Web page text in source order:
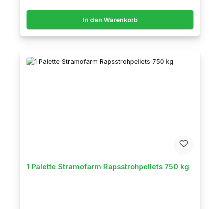
In den Warenkorb
1 Palette Stramofarm Rapsstrohpellets 750 kg